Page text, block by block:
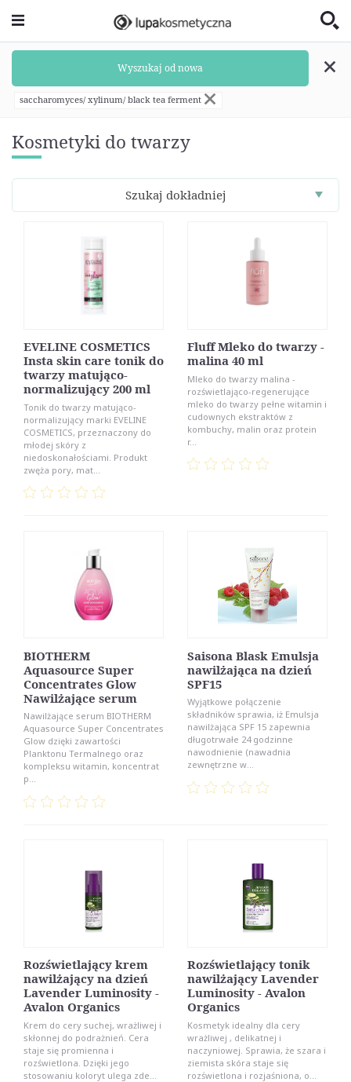
Kosmetyki do twarzy
Wyszukaj od nowa
saccharomyces/ xylinum/ black tea ferment
Szukaj dokładniej
EVELINE COSMETICS
Insta skin care tonik do
twarzy matująco-
normalizujący 200 ml
Tonik do twarzy matująco-
normalizujący marki EVELINE
COSMETICS, przeznaczony do
młodej skóry z
niedoskonałościami. Produkt
zwęża pory, mat...
Fluff Mleko do twarzy -
malina 40 ml
Mleko do twarzy malina -
rozświetlająco-regenerujące
mleko do twarzy pełne witamin i
cudownych ekstraktów z
kombuchy, malin oraz protein
r...
BIOTHERM
Aquasource Super
Concentrates Glow
Nawilżające serum
Nawilżające serum BIOTHERM
Aquasource Super Concentrates
Glow dzięki zawartości
Planktonu Termalnego oraz
kompleksu witamin, koncentrat
p...
Saisona Blask Emulsja
nawilżająca na dzień
SPF15
Wyjątkowe połączenie
składników sprawia, iż Emulsja
nawilżająca SPF 15 zapewnia
długotrwałe 24 godzinne
nawodnienie (nawadnia
zewnętrzne w...
Rozświetlający krem
nawilżający na dzień
Lavender Luminosity -
Avalon Organics
Krem do cery suchej, wrażliwej i
skłonnej do podrażnień. Cera
staje się promienna i
rozświetlona. Dzięki jego
stosowaniu koloryt ulega zde...
Rozświetlający tonik
nawilżający Lavender
Luminosity - Avalon
Organics
Kosmetyk idealny dla cery
wrażliwej , delikatnej i
naczyniowej. Sprawia, że szara i
ziemista skóra staje się
rozświetlona i rozjaśniona, o...